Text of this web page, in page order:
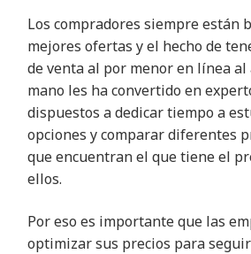
Los compradores siempre están
mejores ofertas y el hecho de
de venta al por menor en línea al
mano les ha convertido en
dispuestos a dedicar tiempo a
opciones y comparar diferentes
que encuentran el que tiene el
ellos.
Por eso es importante que las
optimizar sus precios para